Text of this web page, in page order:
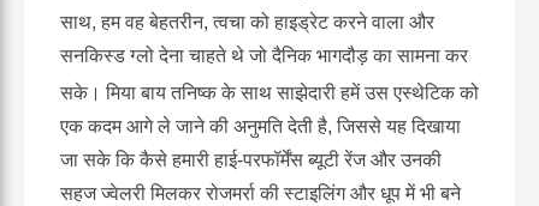
साथ, हम वह बेहतरीन, त्वचा को हाइड्रेट करने वाला और
सनकिस्ड ग्लो देना चाहते थे जो दैनिक भागदौड़ का सामना कर
सके। मिया बाय तनिष्क के साथ साझेदारी हमें उस एस्थेटिक को
एक कदम आगे ले जाने की अनुमति देती है, जिससे यह दिखाया
जा सके कि कैसे हमारी हाई-परफॉर्मेंस ब्यूटी रेंज और उनकी
सहज ज्वेलरी मिलकर रोजमर्रा की स्टाइलिंग और धूप में भी बने